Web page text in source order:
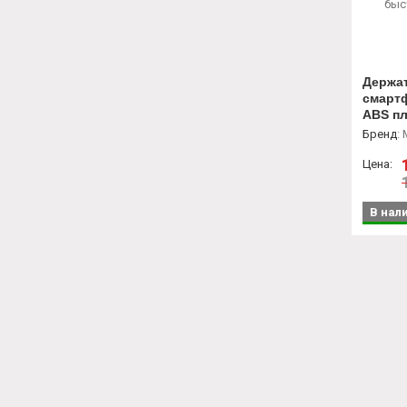
ABS
Бренд:
Цена:
В